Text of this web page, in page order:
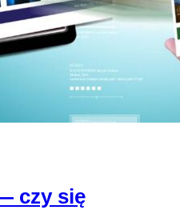
czy się